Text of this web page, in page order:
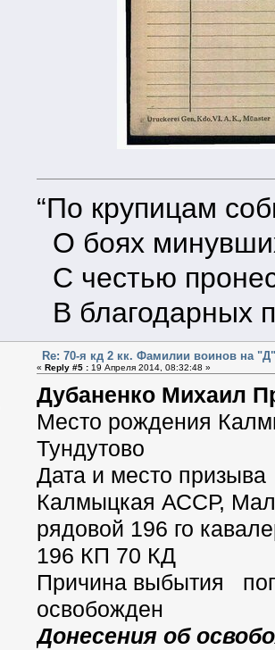
“По крупицам
О боях
С честью
В благодарных
Re: 70-я кд 2 кк. Фамилии воинов на
« Reply #5 :19 Апреля 2014, 08:32:48 »
Дубаненко Михаил
Место рождения
Тундутово
Дата и место
Калмыцкая АССР,
рядовой 196 го
196 КП 70 КД
Причина выбытия
освобожден
Донесения об